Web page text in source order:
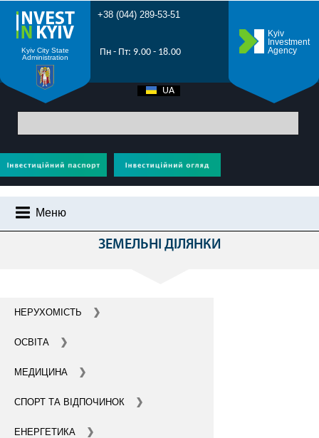
Kyiv City State
Administration
+38 (044) 289-53-51
Пн - Пт: 9.00 - 18.00
Kyiv
Investment
Agency
UA
Меню
ЧОМУ КИЇВ?
ГІД ДЛЯ ІНВЕСТОРІВ
Головна> Усі проекти > Земельні ділянки Києва до продажу
ЗЕМЕЛЬНІ ДІЛЯНКИ
НЕРУХОМІСТЬ
ОСВІТА
МЕДИЦИНА
СПОРТ ТА ВІДПОЧИНОК
ЕНЕРГЕТИКА